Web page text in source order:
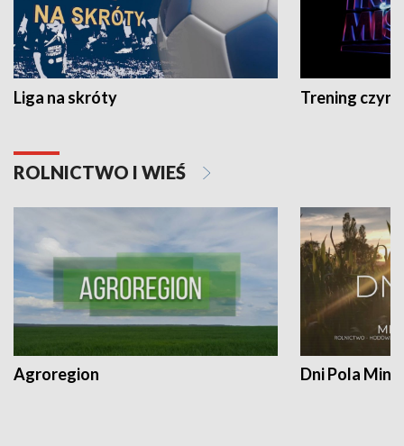
Liga na skróty Trening czyni
ROLNICTWO I WIEŚ
Agroregion Dni Pola